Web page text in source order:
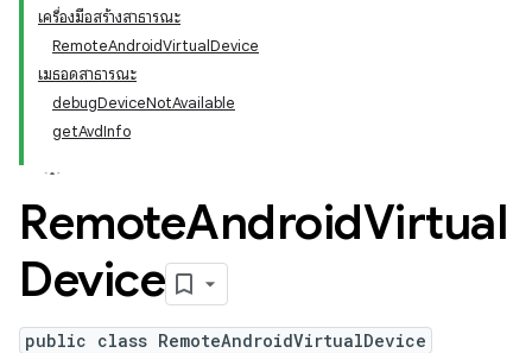
เครื่องมือสร้างสาธารณะ
RemoteAndroidVirtualDevice
เมธอดสาธารณะ
debugDeviceNotAvailable
getAvdInfo
RemoteAndroidVirtual
Device
public class RemoteAndroidVirtualDevice